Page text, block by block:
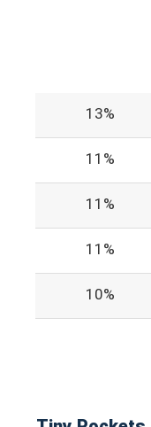
13%
11%
11%
11%
10%